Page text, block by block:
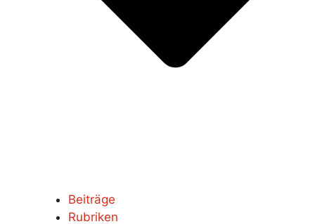
Beiträge
Rubriken